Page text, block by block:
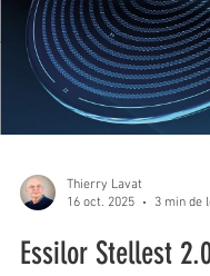
Thierry Lavat
16 oct. 2025
3 min de
Essilor Stellest